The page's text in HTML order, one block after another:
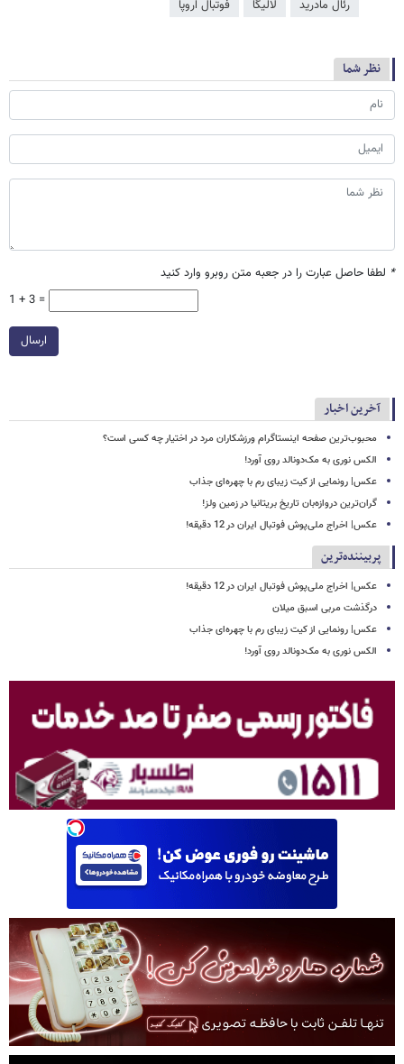
رئال مادرید لالیگا فوتبال اروپا
نظر شما
* لطفا حاصل عبارت را در جعبه متن روبرو وارد کنید
1 + 3 =
ارسال
آخرین اخبار
محبوب‌ترین صفحه اینستاگرام ورزشکاران مرد در اختیار چه کسی است؟
الکس نوری به مک‌دونالد روی آورد!
عکس| رونمایی از کیت زیبای رم با چهره‌ای جذاب
گران‌ترین دروازه‌بان تاریخ بریتانیا در زمین ولز!
عکس| اخراج ملی‌پوش فوتبال ایران در 12 دقیقه!
پربیننده‌ترین
عکس| اخراج ملی‌پوش فوتبال ایران در 12 دقیقه!
درگذشت مربی اسبق میلان
عکس| رونمایی از کیت زیبای رم با چهره‌ای جذاب
الکس نوری به مک‌دونالد روی آورد!